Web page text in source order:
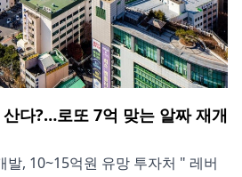
산다?…로또 7억 맞는 알짜 재개
발, 10~15억원 유망 투자처 " 레버